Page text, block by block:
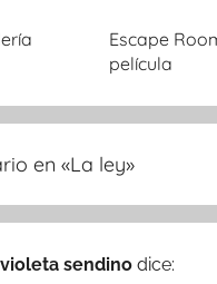
Escape
película
en «La ley»
sendino dice: